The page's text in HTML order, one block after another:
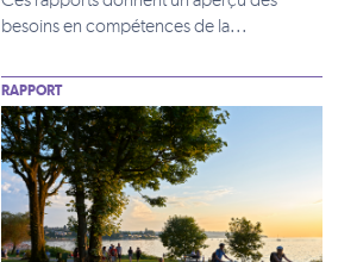
besoins en compétences de la...
RAPPORT